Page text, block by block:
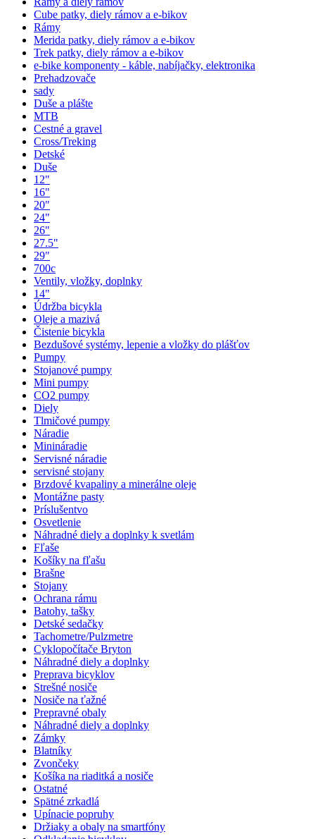
Cube patky, diely rámov a e-bikov
Rámy
Merida patky, diely rámov a e-bikov
Trek patky, diely rámov a e-bikov
e-bike komponenty - káble, nabíjačky, elektronika
Prehadzovače
sady
Duše a plášte
MTB
Cestné a gravel
Cross/Treking
Detské
Duše
12"
16"
20"
24"
26"
27.5"
29"
700c
Ventily, vložky, doplnky
14"
Údržba bicykla
Oleje a mazivá
Čistenie bicykla
Bezdušové systémy, lepenie a vložky do plášťov
Pumpy
Stojanové pumpy
Mini pumpy
CO2 pumpy
Diely
Tlmičové pumpy
Náradie
Minináradie
Servisné náradie
servisné stojany
Brzdové kvapaliny a minerálne oleje
Montážne pasty
Príslušentvo
Osvetlenie
Náhradné diely a doplnky k svetlám
Fľaše
Košíky na fľašu
Brašne
Stojany
Ochrana rámu
Batohy, tašky
Detské sedačky
Tachometre/Pulzmetre
Cyklopočítače Bryton
Náhradné diely a doplnky
Preprava bicyklov
Strešné nosiče
Nosiče na ťažné
Prepravné obaly
Náhradné diely a doplnky
Zámky
Blatníky
Zvončeky
Košíka na riaditká a nosiče
Ostatné
Spätné zrkadlá
Upínacie popruhy
Držiaky a obaly na smartfóny